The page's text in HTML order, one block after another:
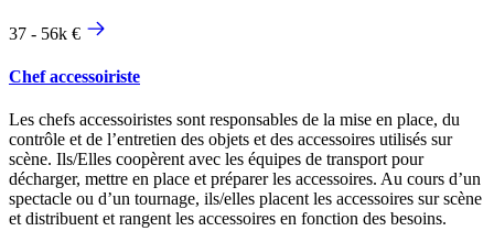
37 - 56k €
Chef accessoiriste
Les chefs accessoiristes sont responsables de la mise en place, du
contrôle et de l’entretien des objets et des accessoires utilisés sur
scène. Ils/Elles coopèrent avec les équipes de transport pour
décharger, mettre en place et préparer les accessoires. Au cours d’un
spectacle ou d’un tournage, ils/elles placent les accessoires sur scène
et distribuent et rangent les accessoires en fonction des besoins.